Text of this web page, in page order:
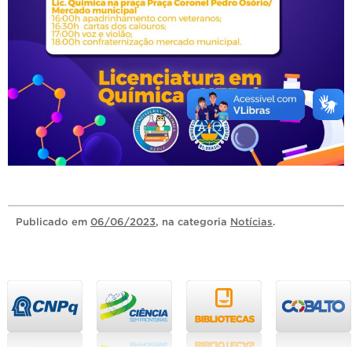
Publicado em 06/06/2023, na categoria Notícias.